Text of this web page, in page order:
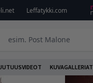
Leffatykki.com
KUVAGALLERIAT